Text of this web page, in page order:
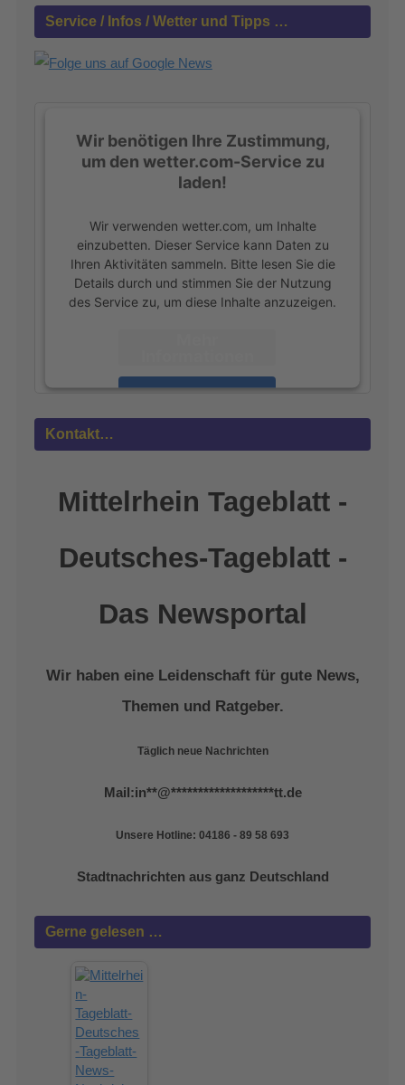
n
c
Service / Infos / Wetter und Tipps …
Wir benötigen Ihre Zustimmung,
um den wetter.com-Service zu
laden!
Wir verwenden wetter.com, um Inhalte
einzubetten. Dieser Service kann Daten zu
Ihren Aktivitäten sammeln. Bitte lesen Sie die
Details durch und stimmen Sie der Nutzung
des Service zu, um diese Inhalte anzuzeigen.
Akzeptieren
Kontakt…
Mittelrhein Tageblatt -
Deutsches-Tageblatt -
Das Newsportal
Wir haben eine Leidenschaft für gute News,
Themen und Ratgeber.
Täglich neue Nachrichten
Mail:in**@*******************tt.de
Unsere Hotline: 04186 - 89 58 693
Stadtnachrichten aus ganz Deutschland
Gerne gelesen …